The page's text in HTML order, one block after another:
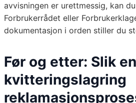
avvisningen er urettmessig, kan
Forbrukerrådet eller
dokumentasjon i orden stiller du
Før og etter: Slik
kvitteringslagring